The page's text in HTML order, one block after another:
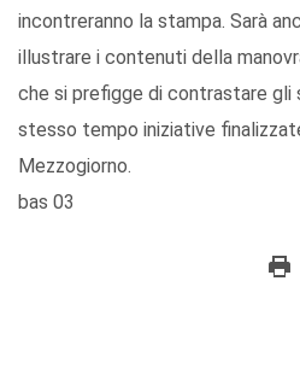
incontreranno la stampa. Sarà
illustrare i contenuti della
che si prefigge di contrastare gli
stesso tempo iniziative
Mezzogiorno.
bas 03